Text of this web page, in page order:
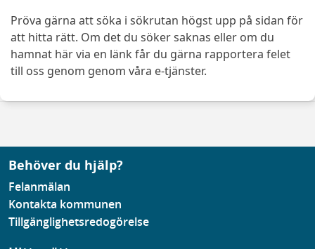
Pröva gärna att söka i sökrutan högst upp på sidan för
att hitta rätt. Om det du söker saknas eller om du
hamnat här via en länk får du gärna rapportera felet
till oss genom genom våra e-tjänster.
Behöver du hjälp?
Felanmälan
Kontakta kommunen
Tillgänglighetsredogörelse